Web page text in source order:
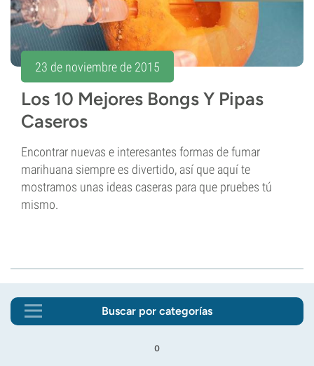
23 de noviembre de 2015
Los 10 Mejores Bongs Y Pipas
Caseros
Encontrar nuevas e interesantes formas de fumar
marihuana siempre es divertido, así que aquí te
mostramos unas ideas caseras para que pruebes tú
mismo.
Buscar por categorías
o